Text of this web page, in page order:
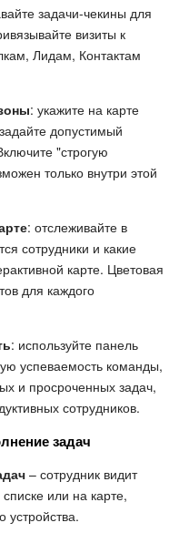
задачи-чекины для
визиты к
Лидам, Контактам
: укажите на карте
допустимый
"строгую
только внутри этой
: отслеживайте в
сотрудники и какие
карте. Цветовая
для каждого
: используйте панель
успеваемость команды,
и просроченных задач,
сотрудников.
задач
– сотрудник видит
или на карте,
устройства.